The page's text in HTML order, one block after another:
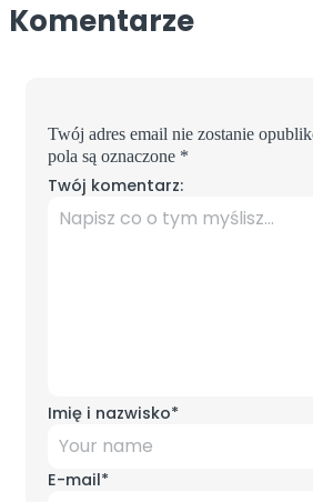
Komentarze
Twój adres email nie zostanie
pola są oznaczone *
Twój komentarz:
Imię i nazwisko*
E-mail*